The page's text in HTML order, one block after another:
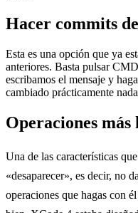
Hacer commits
Esta es una opción que ya
anteriores. Basta pulsar
escribamos el mensaje y
cambiado prácticamente
Operaciones más
Una de las características
«desaparecer», es decir, no
operaciones que hagas con